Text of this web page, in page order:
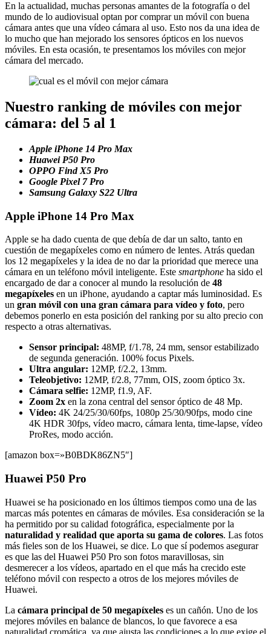
En la actualidad, muchas personas amantes de la fotografía o del
mundo de lo audiovisual optan por comprar un móvil con buena
cámara antes que una vídeo cámara al uso. Esto nos da una idea de
lo mucho que han mejorado los sensores ópticos en los nuevos
móviles. En esta ocasión, te presentamos los móviles con mejor
cámara del mercado.
Nuestro ranking de móviles con mejor
cámara: del 5 al 1
Apple iPhone 14 Pro Max
Huawei P50 Pro
OPPO Find X5 Pro
Google Pixel 7 Pro
Samsung Galaxy S22 Ultra
Apple iPhone 14 Pro Max
Apple se ha dado cuenta de que debía de dar un salto, tanto en
cuestión de megapíxeles como en número de lentes. Atrás quedan
los 12 megapíxeles y la idea de no dar la prioridad que merece una
cámara en un teléfono móvil inteligente. Este smartphone ha sido el
encargado de dar a conocer al mundo la resolución de 48
megapíxeles en un iPhone, ayudando a captar más luminosidad. Es
un gran móvil con una gran cámara para vídeo y foto, pero
debemos ponerlo en esta posición del ranking por su alto precio con
respecto a otras alternativas.
Sensor principal: 48MP, f/1.78, 24 mm, sensor estabilizado
de segunda generación. 100% focus Pixels.
Ultra angular: 12MP, f/2.2, 13mm.
Teleobjetivo: 12MP, f/2.8, 77mm, OIS, zoom óptico 3x.
Cámara selfie: 12MP, f1.9, AF.
Zoom 2x en la zona central del sensor óptico de 48 Mp.
Vídeo: 4K 24/25/30/60fps, 1080p 25/30/90fps, modo cine
4K HDR 30fps, vídeo macro, cámara lenta, time-lapse, vídeo
ProRes, modo acción.
[amazon box=»B0BDK86ZN5″]
Huawei P50 Pro
Huawei se ha posicionado en los últimos tiempos como una de las
marcas más potentes en cámaras de móviles. Esa consideración se la
ha permitido por su calidad fotográfica, especialmente por la
naturalidad y realidad que aporta su gama de colores. Las fotos
más fieles son de los Huawei, se dice. Lo que sí podemos asegurar
es que las del Huawei P50 Pro son fotos maravillosas, sin
desmerecer a los vídeos, apartado en el que más ha crecido este
teléfono móvil con respecto a otros de los mejores móviles de
Huawei.
La cámara principal de 50 megapíxeles es un cañón. Uno de los
mejores móviles en balance de blancos, lo que favorece a esa
naturalidad cromática, ya que ajusta las condiciones a lo que exige el